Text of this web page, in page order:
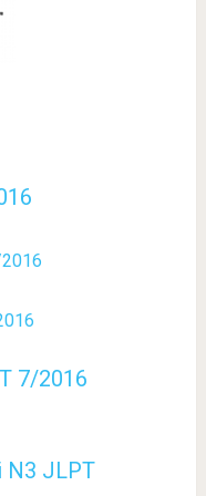
7/2016
N3 JLPT